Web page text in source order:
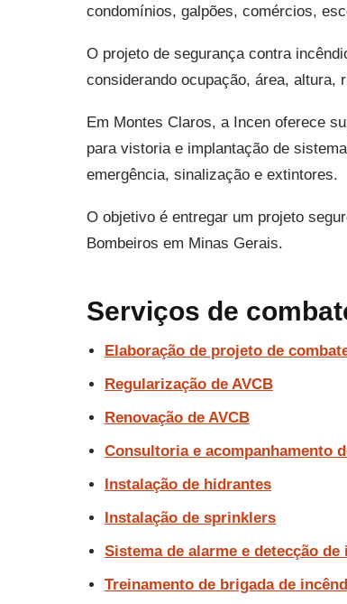
condomínios, galpões, comércios,
O projeto de segurança contra
considerando ocupação, área,
Em Montes Claros, a Incen oferece
para vistoria e implantação de
emergência, sinalização e extintores.
O objetivo é entregar um projeto
Bombeiros em Minas Gerais.
Serviços de
Elaboração de projeto de
Regularização de AVCB
Renovação de AVCB
Consultoria e acompanhamento
Instalação de hidrantes
Instalação de sprinklers
Sistema de alarme e detecção de
Treinamento de brigada de